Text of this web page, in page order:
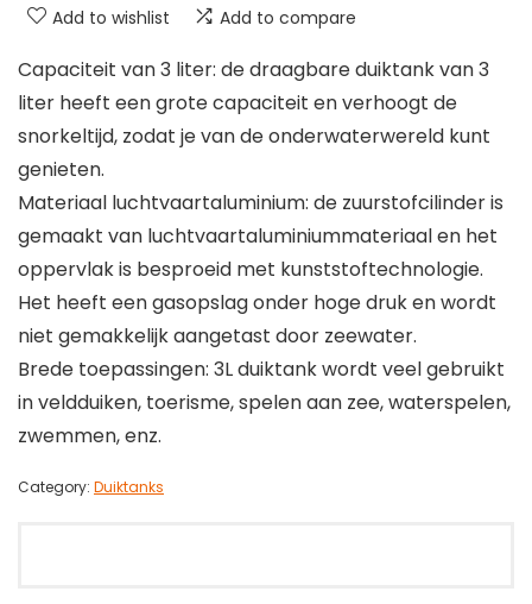
Add to wishlist Add to compare
Capaciteit van 3 liter: de draagbare duiktank van 3
liter heeft een grote capaciteit en verhoogt de
snorkeltijd, zodat je van de onderwaterwereld kunt
genieten.
Materiaal luchtvaartaluminium: de zuurstofcilinder is
gemaakt van luchtvaartaluminiummateriaal en het
oppervlak is besproeid met kunststoftechnologie.
Het heeft een gasopslag onder hoge druk en wordt
niet gemakkelijk aangetast door zeewater.
Brede toepassingen: 3L duiktank wordt veel gebruikt
in veldduiken, toerisme, spelen aan zee, waterspelen,
zwemmen, enz.
Category: Duiktanks